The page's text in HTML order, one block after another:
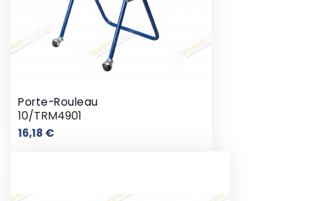
Porte-Rouleau
10/TRM4901
16,18 €Prix